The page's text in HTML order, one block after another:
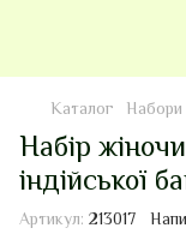
Каталог Набори
Набір
індійської
Артикул: 213017